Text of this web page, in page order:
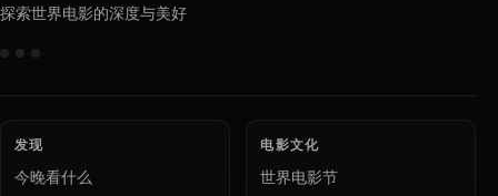
探索世界电影的深度与美好
发现
今晚看什么
电影文化
世界电影节